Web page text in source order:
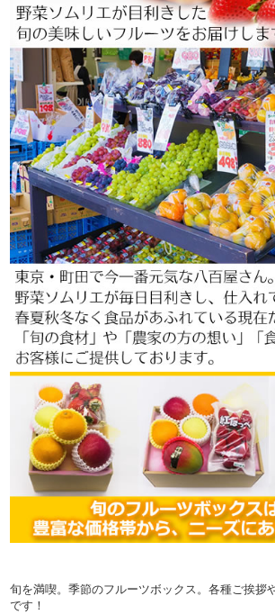
旬を満喫。季節のフルーツボックス。各種ご挨拶
です！